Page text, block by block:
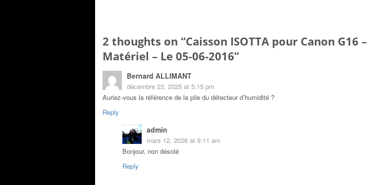
2 thoughts on “Caisson ISOTTA pour Canon G16 –
Matériel – Le 05-06-2016”
Bernard ALLIMANT
décembre 23, 2025 at 5:15 pm
Auriez-vous la référence de la pile du détecteur d’humidité ?
Reply
admin
mars 12, 2026 at 9:11 am
Bonjour, non désolé
Reply